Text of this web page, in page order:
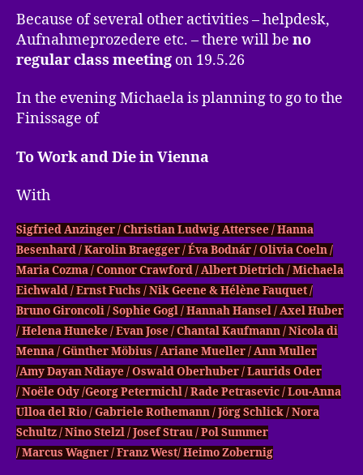
Because of several other activities – helpdesk,
Aufnahmeprozedere etc. – there will be no
regular class meeting on 19.5.26
In the evening Michaela is planning to go to the
Finissage of
To Work and Die in Vienna
With
Sigfried Anzinger / Christian Ludwig Attersee / Hanna
Besenhard / Karolin Braegger / Éva Bodnár / Olivia Coeln /
Maria Cozma / Connor Crawford / Albert Dietrich / Michaela
Eichwald / Ernst Fuchs / Nik Geene & Hélène Fauquet /
Bruno Gironcoli / Sophie Gogl / Hannah Hansel / Axel Huber
/ Helena Huneke / Evan Jose / Chantal Kaufmann / Nicola di
Menna / Günther Möbius / Ariane Mueller / Ann Muller
/Amy Dayan Ndiaye / Oswald Oberhuber / Laurids Oder
/ Noële Ody /Georg Petermichl / Rade Petrasevic / Lou-Anna
Ulloa del Rio / Gabriele Rothemann / Jörg Schlick / Nora
Schultz / Nino Stelzl / Josef Strau / Pol Summer
/ Marcus Wagner / Franz West/ Heimo Zobernig